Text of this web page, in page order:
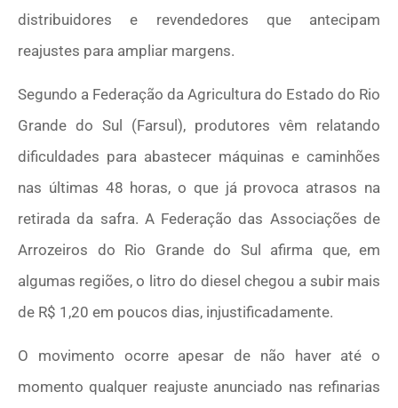
distribuidores e revendedores que antecipam
reajustes para ampliar margens.
Segundo a Federação da Agricultura do Estado do Rio
Grande do Sul (Farsul), produtores vêm relatando
dificuldades para abastecer máquinas e caminhões
nas últimas 48 horas, o que já provoca atrasos na
retirada da safra. A Federação das Associações de
Arrozeiros do Rio Grande do Sul afirma que, em
algumas regiões, o litro do diesel chegou a subir mais
de R$ 1,20 em poucos dias, injustificadamente.
O movimento ocorre apesar de não haver até o
momento qualquer reajuste anunciado nas refinarias